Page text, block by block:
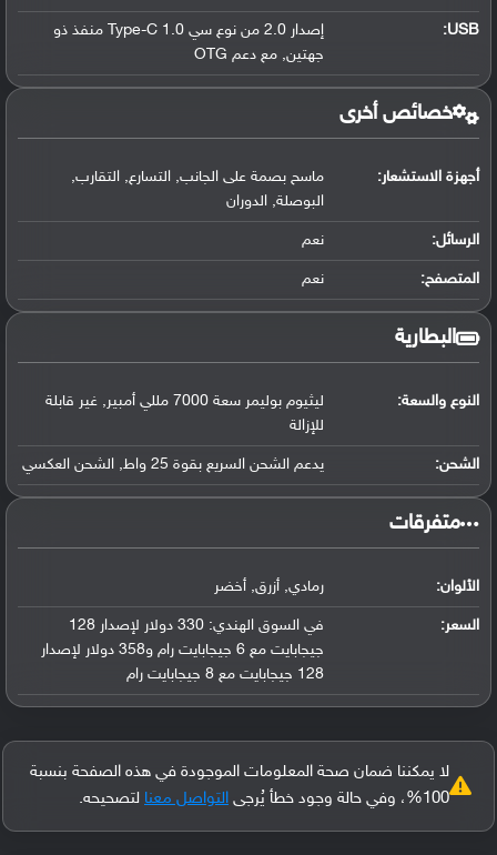
USB
:
إصدار 2.0 من نوع سي Type-C 1.0 منفذ ذو
جهتين, مع دعم OTG
خصائص أخرى
أجهزة الاستشعار:
ماسح بصمة على الجانب, التسارع, التقارب,
البوصلة, الدوران
الرسائل: نعم
المتصفح: نعم
البطارية
النوع والسعة:
ليثيوم بوليمر سعة 7000 مللي أمبير, غير قابلة
للإزالة
الشحن: يدعم الشحن السريع بقوة 25 واط, الشحن العكسي
‏متفرقات‏
الألوان: رمادي, أزرق, أخضر
السعر:
في السوق الهندي: 330 دولار لإصدار 128
جيجابايت مع 6 جيجابايت رام و358 دولار لإصدار
128 جيجابايت مع 8 جيجابايت رام
لا يمكننا ضمان صحة المعلومات الموجودة في هذه الصفحة بنسبة
100%، وفي حالة وجود خطأ يُرجى
التواصل معنا لتصحيحه.